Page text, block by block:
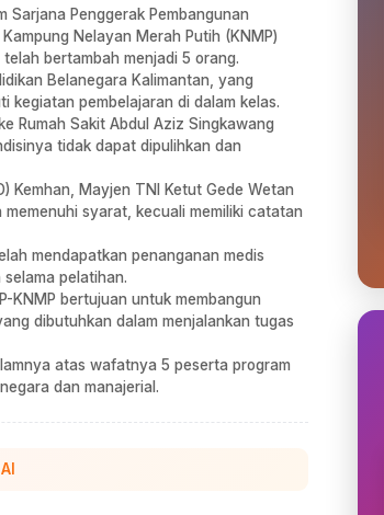
Sarjana Penggerak Pembangunan
Nelayan Merah Putih (KNMP)
bertambah menjadi 5 orang.
Belanegara Kalimantan, yang
kegiatan pembelajaran di dalam kelas.
Rumah Sakit Abdul Aziz Singkawang
tidak dapat dipulihkan dan
Kemhan, Mayjen TNI Ketut Gede Wetan
syarat, kecuali memiliki catatan
mendapatkan penanganan medis
pelatihan.
KNMP bertujuan untuk membangun
dibutuhkan dalam menjalankan tugas
atas wafatnya 5 peserta program
dan manajerial.